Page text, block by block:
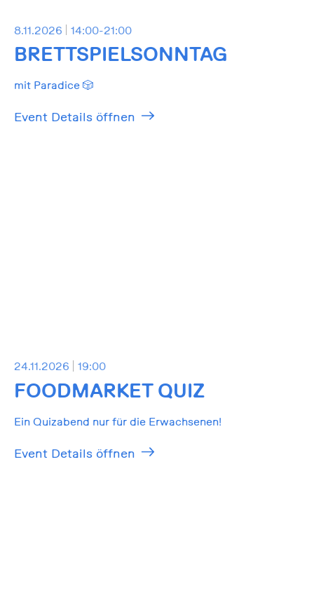
8.11.2026 14:00-21:00
BRETTSPIELSONNTAG
mit Paradice 🎲
Event Details öffnen
24.11.2026 19:00
FOODMARKET QUIZ
Ein Quizabend nur für die Erwachsenen!
Event Details öffnen